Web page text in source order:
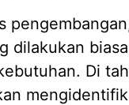
dilakukan
Di